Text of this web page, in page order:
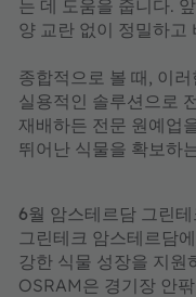
는 데 도움을 줍니다.
양 교란 없이 정밀하고
종합적으로 볼 때, 이
실용적인 솔루션으로
재배하든 전문 원예업
뛰어난 식물을 확보하
6월 암스테르담 그린
그린테크 암스테르담
강한 식물 성장을 지
OSRAM은 경기장 안